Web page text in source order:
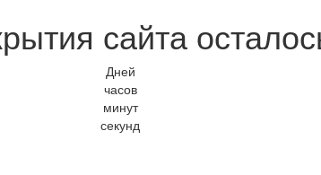
сайта
Дней
часов
минут
секунд